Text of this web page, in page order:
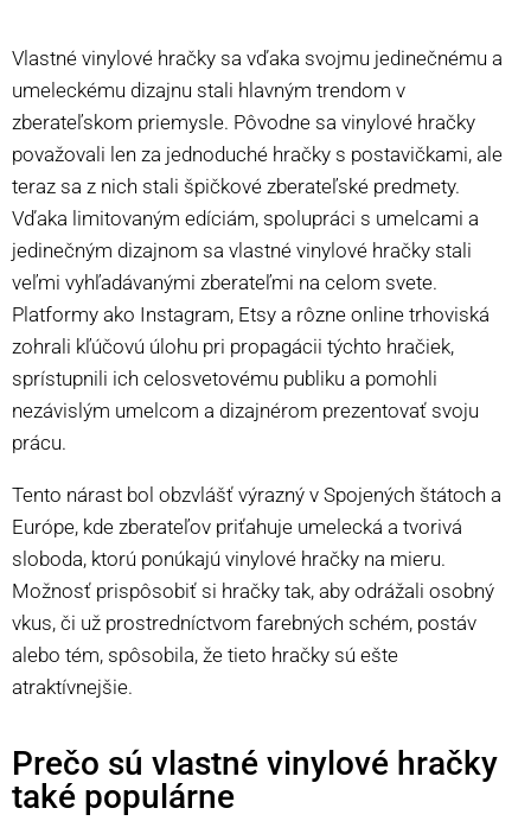
Vlastné vinylové hračky sa vďaka svojmu jedinečnému a
umeleckému dizajnu stali hlavným trendom v
zberateľskom priemysle. Pôvodne sa vinylové hračky
považovali len za jednoduché hračky s postavičkami, ale
teraz sa z nich stali špičkové zberateľské predmety.
Vďaka limitovaným edíciám, spolupráci s umelcami a
jedinečným dizajnom sa vlastné vinylové hračky stali
veľmi vyhľadávanými zberateľmi na celom svete.
Platformy ako Instagram, Etsy a rôzne online trhoviská
zohrali kľúčovú úlohu pri propagácii týchto hračiek,
sprístupnili ich celosvetovému publiku a pomohli
nezávislým umelcom a dizajnérom prezentovať svoju
prácu.
Tento nárast bol obzvlášť výrazný v Spojených štátoch a
Európe, kde zberateľov priťahuje umelecká a tvorivá
sloboda, ktorú ponúkajú vinylové hračky na mieru.
Možnosť prispôsobiť si hračky tak, aby odrážali osobný
vkus, či už prostredníctvom farebných schém, postáv
alebo tém, spôsobila, že tieto hračky sú ešte
atraktívnejšie.
Prečo sú vlastné vinylové hračky
také populárne